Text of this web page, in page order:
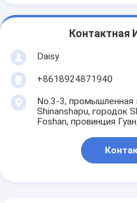
Контактная
Daisy
+8618924871940
No.3-3, промышленная
Shinanshapu, городок
Foshan, провинция